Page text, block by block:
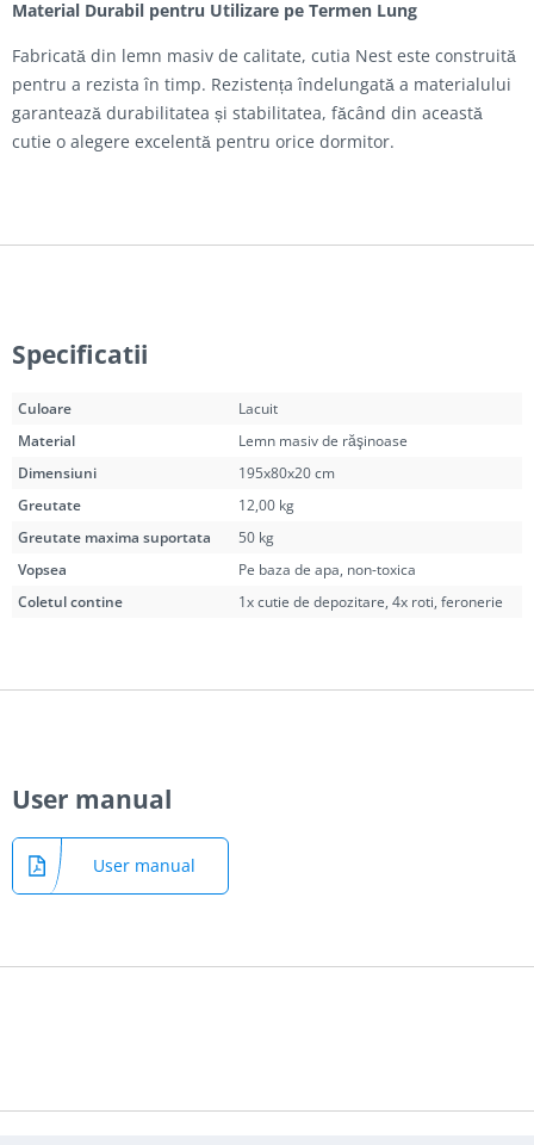
Material Durabil pentru Utilizare pe Termen Lung
Fabricată din lemn masiv de calitate, cutia Nest este construită
pentru a rezista în timp. Rezistența îndelungată a materialului
garantează durabilitatea și stabilitatea, făcând din această
cutie o alegere excelentă pentru orice dormitor.
Specificatii
Culoare
Lacuit
Material
Lemn masiv de răşinoase
Dimensiuni
195x80x20 cm
Greutate
12,00 kg
Greutate maxima suportata
50 kg
Vopsea
Pe baza de apa, non-toxica
Coletul contine
1x cutie de depozitare, 4x roti, feronerie
User manual
User manual